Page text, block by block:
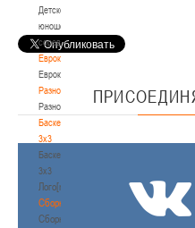
Детско-
юношеские
соревнования
Еврокубки
Еврокубки
Разное
Разное
Баскетбол
3х3
Баскетбол
3х3
Лого[modid=121]
Сборные
Сборные